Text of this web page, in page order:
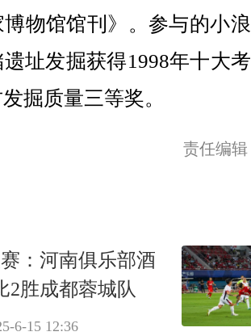
博物馆馆刊》。参与的小
址发掘获得1998年十大
掘质量三等奖。
责任编
：河南俱乐部酒
2胜成都蓉城队
6-15 12:36